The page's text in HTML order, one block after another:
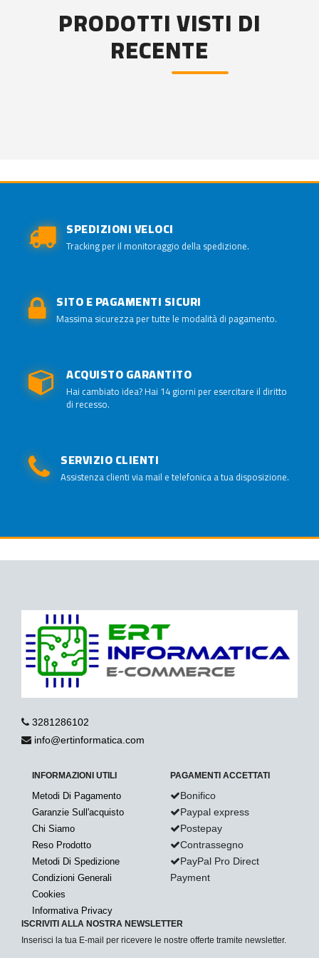
PRODOTTI VISTI DI
RECENTE
SPEDIZIONI VELOCI
Tracking per il monitoraggio della spedizione.
SITO E PAGAMENTI SICURI
Massima sicurezza per tutte le modalità di pagamento.
ACQUISTO GARANTITO
Hai cambiato idea? Hai 14 giorni per esercitare il diritto
di recesso.
SERVIZIO CLIENTI
Assistenza clienti via mail e telefonica a tua disposizione.
3281286102
info@ertinformatica.com
INFORMAZIONI UTILI
Metodi Di Pagamento
Garanzie Sull'acquisto
Chi Siamo
Reso Prodotto
Metodi Di Spedizione
Condizioni Generali
Cookies
Informativa Privacy
PAGAMENTI ACCETTATI
Bonifico
Paypal express
Postepay
Contrassegno
PayPal Pro Direct
Payment
ISCRIVITI ALLA NOSTRA NEWSLETTER
Inserisci la tua E-mail per ricevere le nostre offerte tramite newsletter.